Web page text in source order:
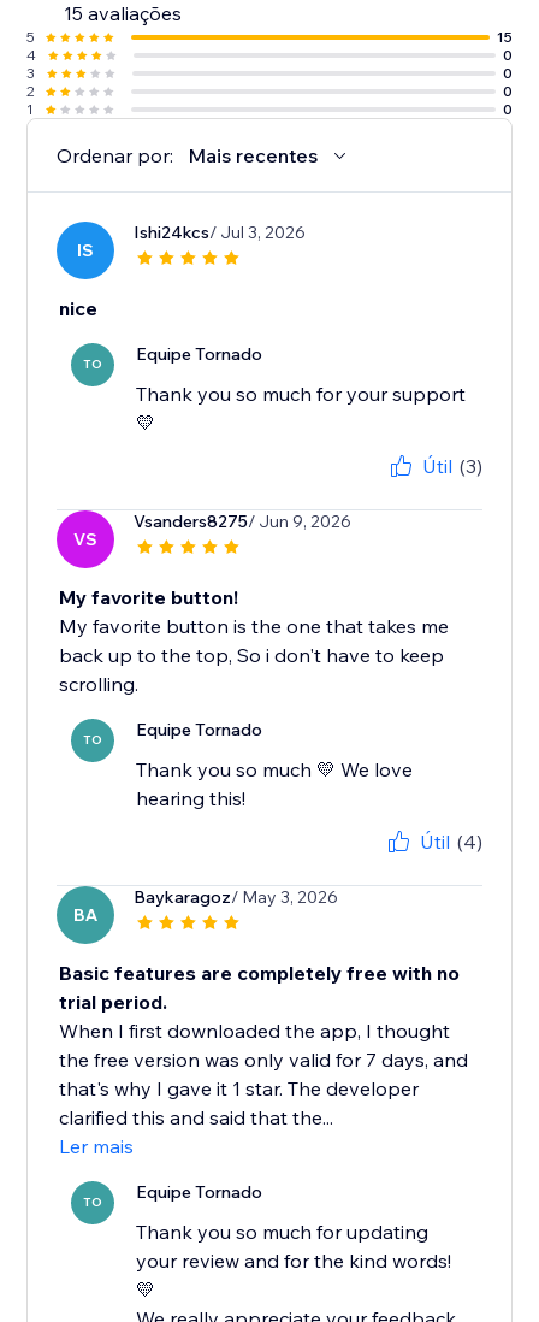
15 avaliações
5
15
4
0
3
0
2
0
1
0
Ordenar por: Mais recentes
IS
Ishi24kcs/ Jul 3, 2026
nice
TO Equipe Tornado
Thank you so much for your support
💛
Útil (3)
VS
Vsanders8275/ Jun 9, 2026
My favorite button!
My favorite button is the one that takes me
back up to the top, So i don't have to keep
scrolling.
TO Equipe Tornado
Thank you so much 💛 We love
hearing this!
Útil (4)
BA
Baykaragoz/ May 3, 2026
Basic features are completely free with no
trial period.
When I first downloaded the app, I thought
the free version was only valid for 7 days, and
that's why I gave it 1 star. The developer
clarified this and said that the...
Ler mais
TO Equipe Tornado
Thank you so much for updating
your review and for the kind words!
💛